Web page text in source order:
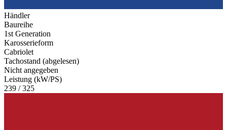
Händler
Baureihe
1st Generation
Karosserieform
Cabriolet
Tachostand (abgelesen)
Nicht angegeben
Leistung (kW/PS)
239 / 325